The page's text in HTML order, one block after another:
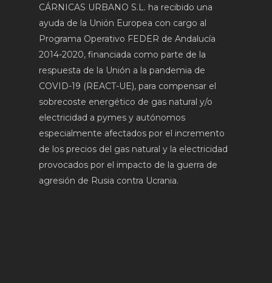
CÁRNICAS URBANO S.L. ha recibido una
ayuda de la Unión Europea con cargo al
Programa Operativo FEDER de Andalucía
2014-2020, financiada como parte de la
respuesta de la Unión a la pandemia de
COVID-19 (REACT-UE), para compensar el
sobrecoste energético de gas natural y/o
electricidad a pymes y autónomos
especialmente afectados por el incremento
de los precios del gas natural y la electricidad
provocados por el impacto de la guerra de
agresión de Rusia contra Ucrania.